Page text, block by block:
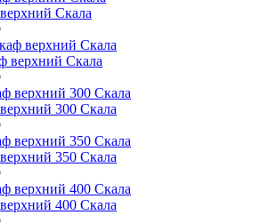
Скала
верхний Скала
300 Скала
350 Скала
400 Скала